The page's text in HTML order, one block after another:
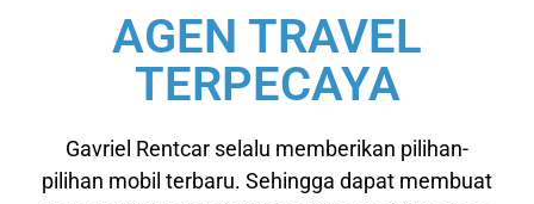
AGEN TRAVEL
TERPECAYA
Gavriel Rentcar selalu memberikan pilihan-
pilihan mobil terbaru. Sehingga dapat membuat